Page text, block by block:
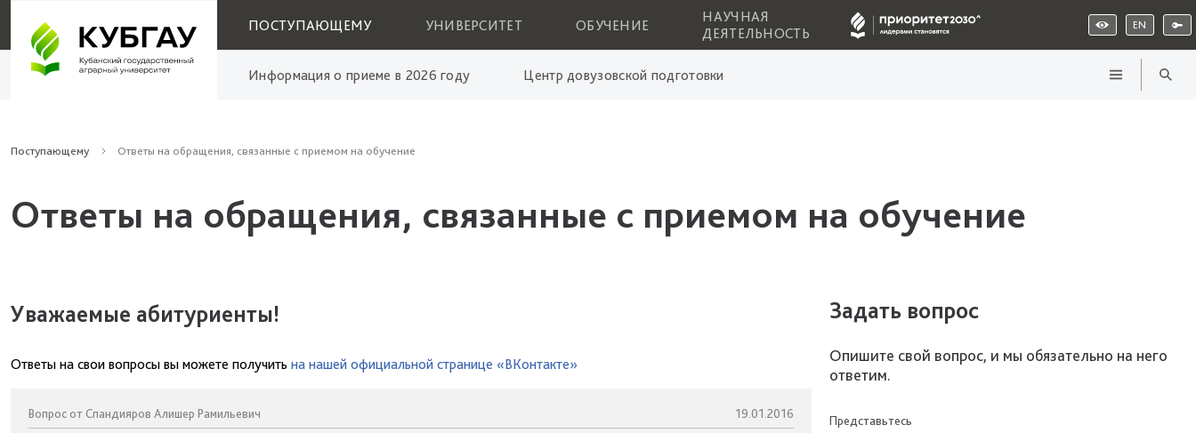
ПОСТУПАЮЩЕМУ УНИВЕРСИТЕТ ОБУЧЕНИЕ
НАУЧНАЯ
ДЕЯТЕЛЬНОСТЬ
EN
Информация о приеме в 2026 году Центр довузовской подготовки
Поступающему Ответы на обращения, связанные с приемом на обучение
Ответы на обращения, связанные с приемом на обучение
Уважаемые абитуриенты!
Ответы на свои вопросы вы можете получить на нашей официальной странице «ВКонтакте»
Вопрос от Спандияров Алишер Рамильевич 19.01.2016
Задать вопрос
Опишите свой вопрос, и мы обязательно на него
ответим.
Представьтесь